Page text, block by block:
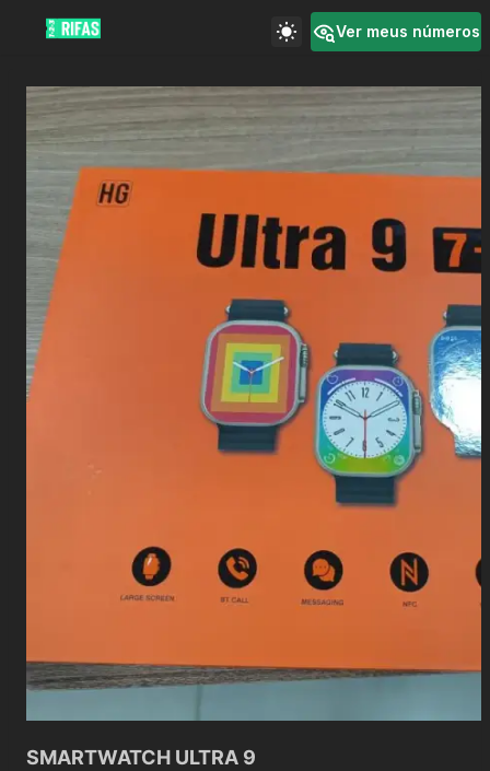
Ver meus números
SMARTWATCH ULTRA 9